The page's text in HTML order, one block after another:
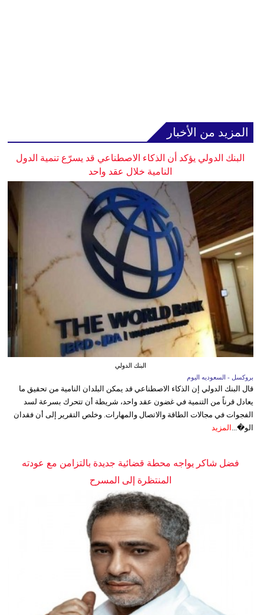
المزيد من الأخبار
البنك الدولي يؤكد أن الذكاء الاصطناعي قد يسرّع تنمية الدول
النامية خلال عقد واحد
البنك الدولي
بروكسل - السعوديه اليوم
قال البنك الدولي إن الذكاء الاصطناعي قد يمكن البلدان النامية من تحقيق ما
يعادل قرناً من التنمية في غضون عقد واحد، شريطة أن تتحرك بسرعة لسد
الفجوات في مجالات الطاقة والاتصال والمهارات. وخلص التقرير إلى أن فقدان
الو�...
المزيد
فضل شاكر يواجه محطة قضائية جديدة بالتزامن مع عودته
المنتظرة إلى المسرح